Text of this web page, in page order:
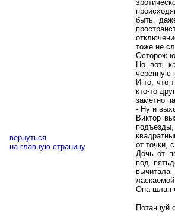
вернуться
на главную страницу
быть,
тоже не
Но вот,
черепную
И то, что
кто-то
заметно
- Ну и
Виктор
от точки,
Дочь от
под
вычитала
Она шла
Потанцуй